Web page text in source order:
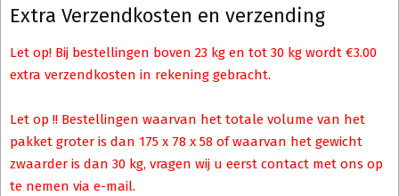
Extra Verzendkosten en verzending
Let op! Bij bestellingen boven 23 kg en tot 30 kg wordt €3.00
extra verzendkosten in rekening gebracht.
Let op !! Bestellingen waarvan het totale volume van het
pakket groter is dan 175 x 78 x 58 of waarvan het gewicht
zwaarder is dan 30 kg, vragen wij u eerst contact met ons op
te nemen via e-mail.